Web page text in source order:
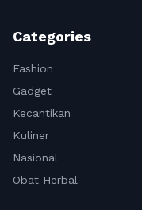
Categories
Fashion
Gadget
Kecantikan
Kuliner
Nasional
Obat Herbal